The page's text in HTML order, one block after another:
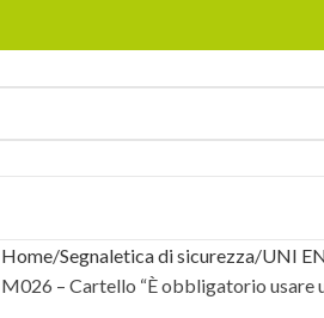
Home Segnaletica di sicurezza UNI
M026 – Cartello “È obbligatorio usare